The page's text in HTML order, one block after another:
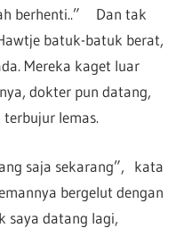
berhenti..” Dan tak
batuk-batuk berat,
Mereka kaget luar
dokter pun datang,
terbujur lemas.
saja sekarang”, kata
bergelut dengan
saya datang lagi,